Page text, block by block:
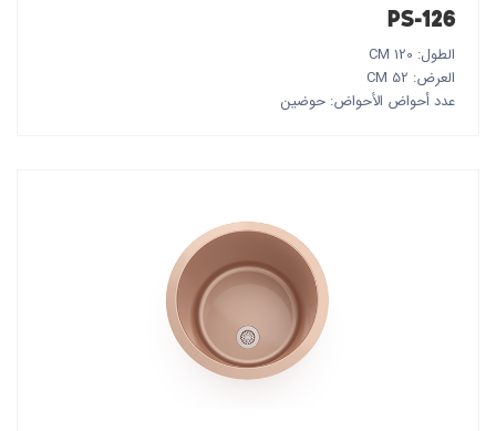
PS-126
الطول: 120 CM
العرض: 52 CM
عدد أحواض الأحواض: حوضين